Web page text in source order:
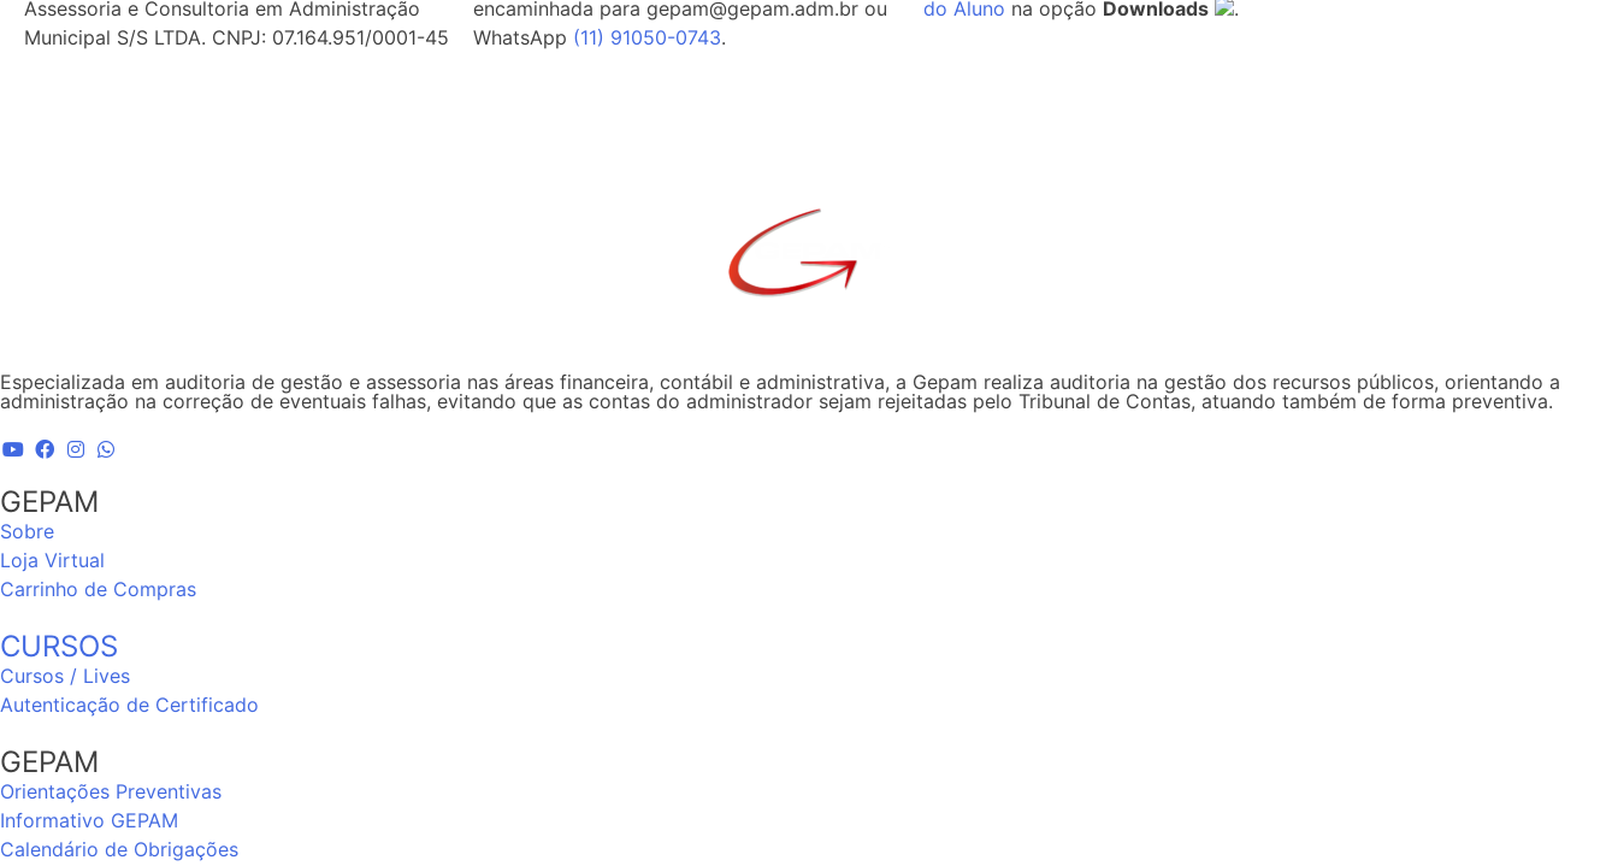
Assessoria e Consultoria em Administração
Municipal S/S LTDA. CNPJ: 07.164.951/0001-45
encaminhada para gepam@gepam.adm.br ou
WhatsApp (11) 91050-0743.
do Aluno na opção Downloads .
Especializada em auditoria de gestão e assessoria nas áreas financeira, contábil e administrativa, a Gepam realiza auditoria na gestão dos recursos públicos, orientando a
administração na correção de eventuais falhas, evitando que as contas do administrador sejam rejeitadas pelo Tribunal de Contas, atuando também de forma preventiva.
GEPAM
Sobre
Loja Virtual
Carrinho de Compras
CURSOS
Cursos / Lives
Autenticação de Certificado
GEPAM
Orientações Preventivas
Informativo GEPAM
Calendário de Obrigações